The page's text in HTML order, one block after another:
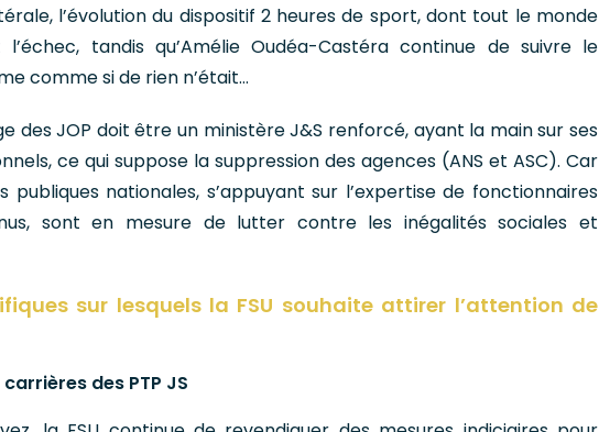
l’évolution du dispositif 2 heures de sport, dont tout le monde
tandis qu’Amélie Oudéa-Castéra continue de suivre le
comme si de rien n’était…
des JOP doit être un ministère J&S renforcé, ayant la main sur ses
ce qui suppose la suppression des agences (ANS et ASC). Car
publiques nationales, s’appuyant sur l’expertise de fonctionnaires
sont en mesure de lutter contre les inégalités sociales et
sur lesquels la FSU souhaite attirer l’attention de
des PTP JS